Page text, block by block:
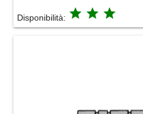
Disponibilità: grade grade grade